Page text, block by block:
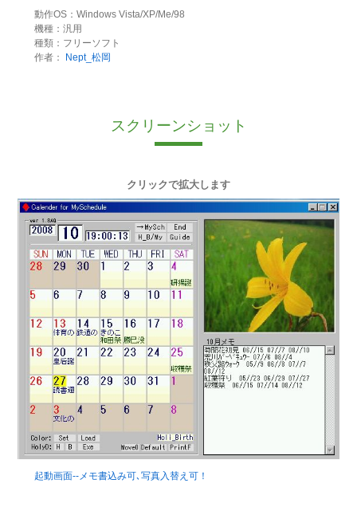
動作OS：Windows Vista/XP/Me/98
機種：汎用
種類：フリーソフト
作者：
Nept_松岡
スクリーンショット
クリックで拡大します
起動画面--メモ書込み可､写真入替え可！